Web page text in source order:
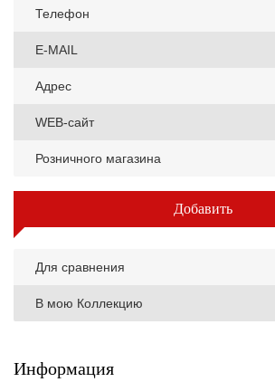
Телефон
E-MAIL
Адрес
WEB-сайт
Розничного магазина
Добавить
Для сравнения
В мою Коллекцию
Информация